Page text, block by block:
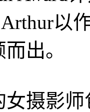
以
出。
摄影师